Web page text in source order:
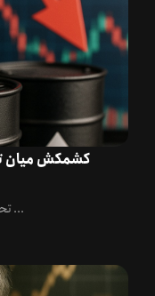
تحلیلگر کالج پیپس: آرش وکیلی | بازه زمانی ۲۶ تا ...